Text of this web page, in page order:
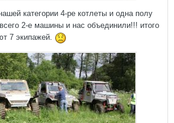
категории 4-ре котлеты и одна полу
2-е машины и нас объединили!!! итого
7 экипажей.